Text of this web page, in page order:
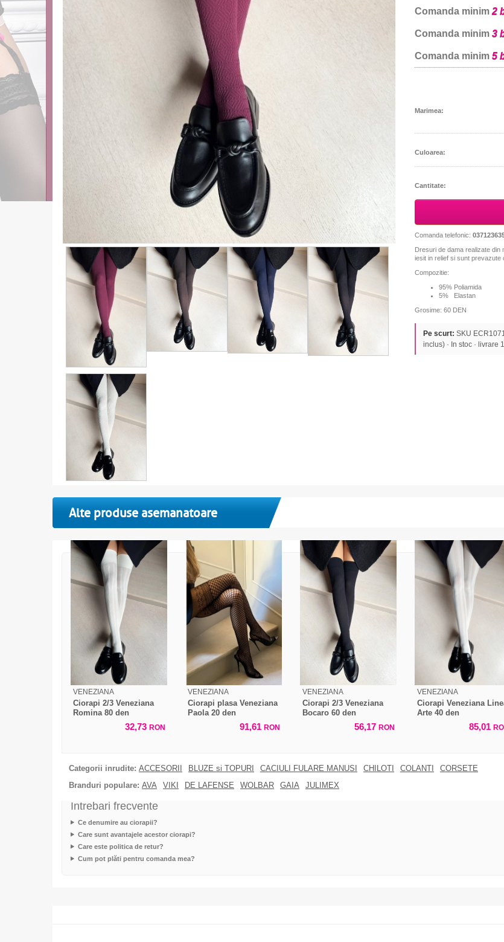
Comanda minim 2
Comanda minim 3
Comanda minim 5
Marimea:
Culoarea:
Cantitate:
Comanda telefonic:
Dresuri de dama realizate din
iesit in relief si sunt prevazute
Compozitie:
95% Poliamida
5% Elastan
Grosime: 60 DEN
Pe scurt: SKU
inclus) · In stoc · livrare
Alte produse asemanatoare
VENEZIANA
Ciorapi 2/3 Veneziana
Romina 80 den
32,73 RON
VENEZIANA
Ciorapi plasa Veneziana
Paola 20 den
91,61 RON
VENEZIANA
Ciorapi 2/3 Veneziana
Bocaro 60 den
56,17 RON
VENEZIANA
Ciorapi Veneziana
Arte 40 den
85,01
Categorii inrudite: ACCESORII BLUZE si TOPURI CACIULI FULARE MANUSI CHILOTI COLANTI
CORSETE
Branduri populare: AVA VIKI DE LAFENSE WOLBAR GAIA JULIMEX
Intrebari frecvente
Ce denumire au ciorapii?
Care sunt avantajele acestor ciorapi?
Care este politica de retur?
Cum pot plăti pentru comanda mea?